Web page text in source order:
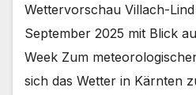
Wettervorschau Villach-Lind
September 2025 mit Blick
Week Zum
sich das Wetter in Kärnten